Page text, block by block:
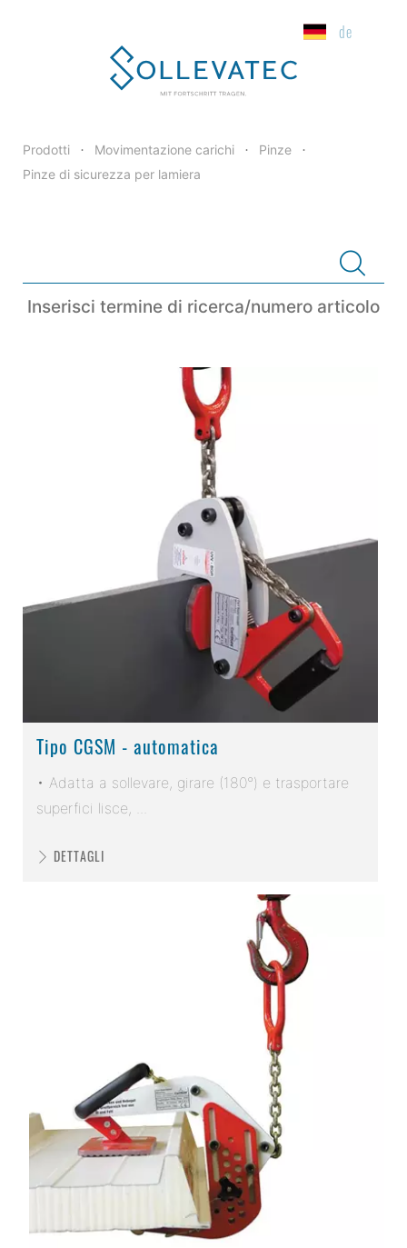
de
Prodotti • Movimentazione carichi • Pinze •
Pinze di sicurezza per lamiera
Inserisci termine di ricerca/numero articolo
Tipo CGSM - automatica
• Adatta a sollevare, girare (180°) e trasportare
superfici lisce, ...
DETTAGLI